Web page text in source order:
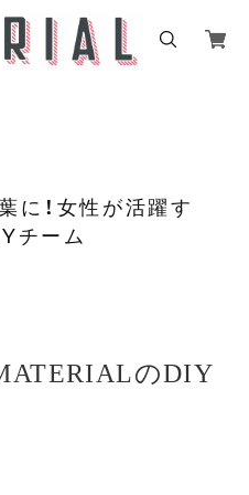
に！女性が活躍す
チーム
のDIY